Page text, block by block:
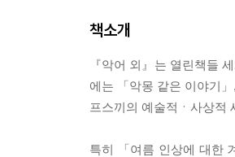
책소개
『악어 외』는 열린책들
에는 「악몽 같은 이야기
프스끼의 예술적ㆍ사상적
특히 「여름 인상에 대한